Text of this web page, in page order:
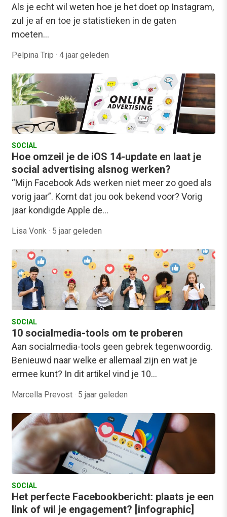
Als je echt wil weten hoe je het doet op Instagram,
zul je af en toe je statistieken in de gaten
moeten…
Pelpina Trip · 4 jaar geleden
SOCIAL
Hoe omzeil je de iOS 14-update en laat je
social advertising alsnog werken?
“Mijn Facebook Ads werken niet meer zo goed als
vorig jaar”. Komt dat jou ook bekend voor? Vorig
jaar kondigde Apple de…
Lisa Vonk · 5 jaar geleden
SOCIAL
10 socialmedia-tools om te proberen
Aan socialmedia-tools geen gebrek tegenwoordig.
Benieuwd naar welke er allemaal zijn en wat je
ermee kunt? In dit artikel vind je 10…
Marcella Prevost · 5 jaar geleden
SOCIAL
Het perfecte Facebookbericht: plaats je een
link of wil je engagement? [infographic]